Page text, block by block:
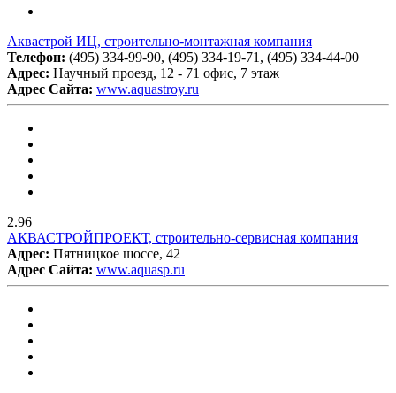
Аквастрой ИЦ, строительно-монтажная компания
Телефон: (495) 334-99-90, (495) 334-19-71, (495) 334-44-00
Адрес: Научный проезд, 12 - 71 офис, 7 этаж
Адрес Сайта: www.aquastroy.ru
2.96
АКВАСТРОЙПРОЕКТ, строительно-сервисная компания
Адрес: Пятницкое шоссе, 42
Адрес Сайта: www.aquasp.ru